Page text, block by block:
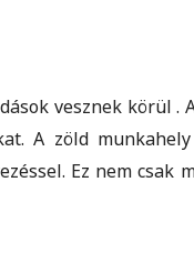
vesznek körül .
A zöld
Ez nem csak